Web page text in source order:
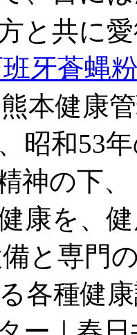
と共に
牙蒼蝿
本健康
昭和53
神の下
康を、
と専門
各種健